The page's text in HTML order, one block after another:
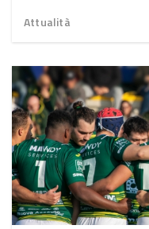
Attualità